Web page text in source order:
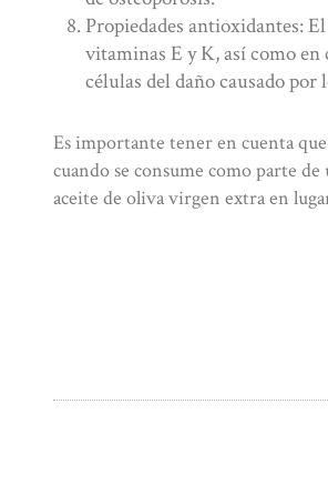
Propiedades antioxidantes:
vitaminas E y K, así como
células del daño causado
Es importante tener en cuenta
cuando se consume como parte
aceite de oliva virgen extra en